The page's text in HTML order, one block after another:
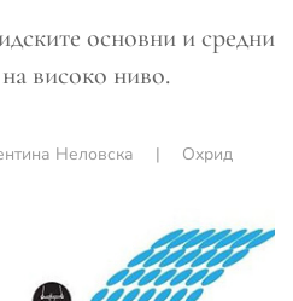
основни и средни
високо ниво.
Неловска | Охрид